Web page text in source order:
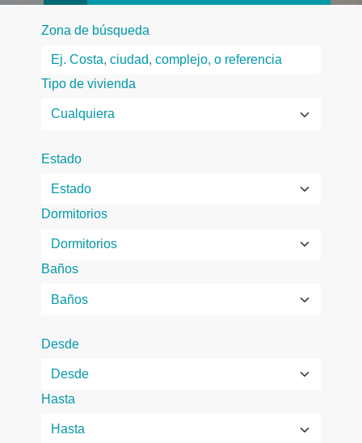
Zona de búsqueda
Tipo de vivienda
Estado
Dormitorios
Baños
Desde
Hasta